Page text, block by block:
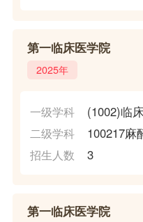
第一临床医学院
2025年
一级学科 (1002)临
二级学科 100217麻
招生人数 3
第一临床医学院